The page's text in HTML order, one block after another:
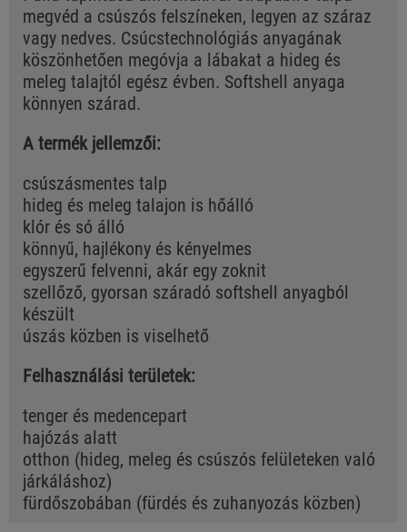
megvéd a csúszós felszíneken, legyen az száraz
vagy nedves. Csúcstechnológiás anyagának
köszönhetően megóvja a lábakat a hideg és
meleg talajtól egész évben. Softshell anyaga
könnyen szárad.
A termék jellemzői:
csúszásmentes talp
hideg és meleg talajon is hőálló
klór és só álló
könnyű, hajlékony és kényelmes
egyszerű felvenni, akár egy zoknit
szellőző, gyorsan száradó softshell anyagból
készült
úszás közben is viselhető
Felhasználási területek:
tenger és medencepart
hajózás alatt
otthon (hideg, meleg és csúszós felületeken való
járkáláshoz)
fürdőszobában (fürdés és zuhanyozás közben)